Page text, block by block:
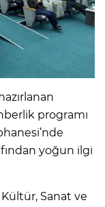
programı
yoğun ilgi
Sanat ve